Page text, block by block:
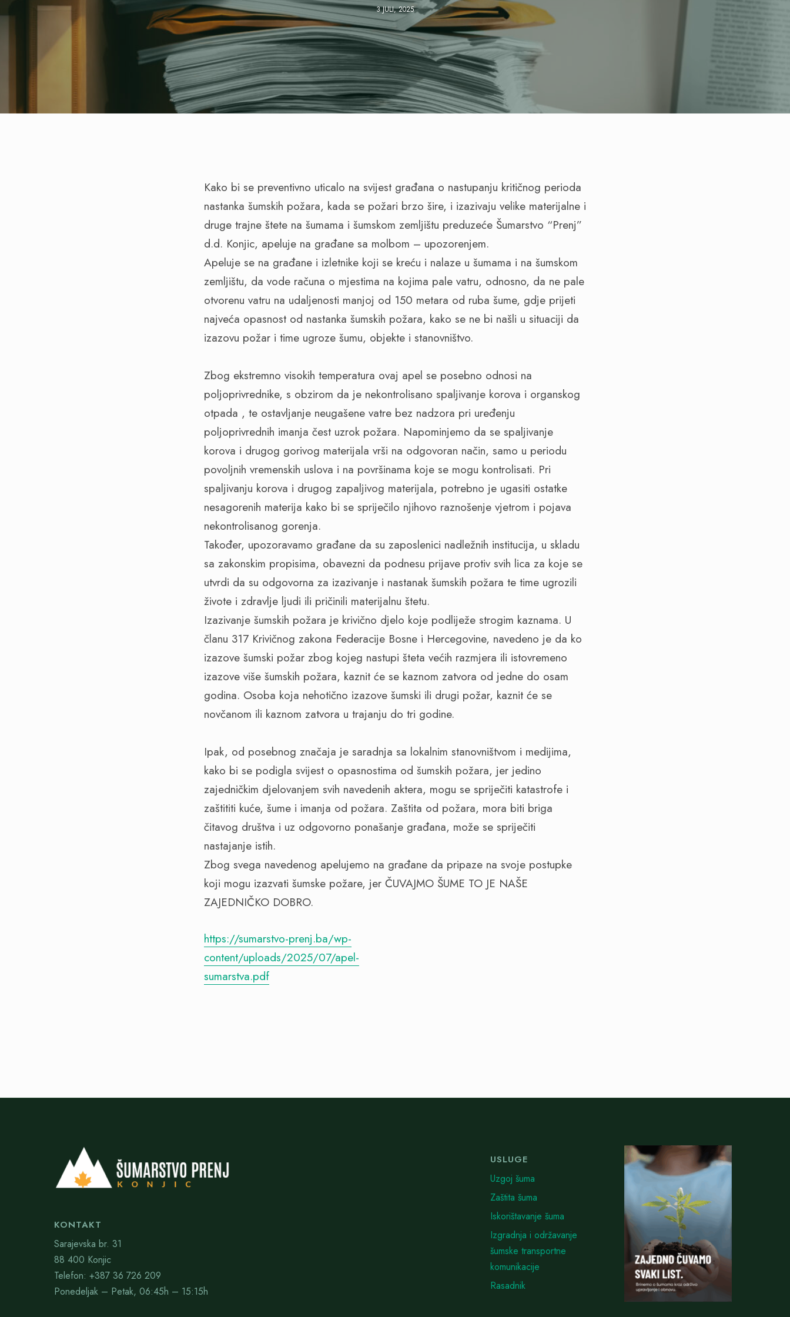
3 JULI, 2025
Kako bi se preventivno uticalo na svijest građana o nastupanju kritičnog perioda
nastanka šumskih požara, kada se požari brzo šire, i izazivaju velike materijalne i
druge trajne štete na šumama i šumskom zemljištu preduzeće Šumarstvo “Prenj”
d.d. Konjic, apeluje na građane sa molbom – upozorenjem.
Apeluje se na građane i izletnike koji se kreću i nalaze u šumama i na šumskom
zemljištu, da vode računa o mjestima na kojima pale vatru, odnosno, da ne pale
otvorenu vatru na udaljenosti manjoj od 150 metara od ruba šume, gdje prijeti
najveća opasnost od nastanka šumskih požara, kako se ne bi našli u situaciji da
izazovu požar i time ugroze šumu, objekte i stanovništvo.
Zbog ekstremno visokih temperatura ovaj apel se posebno odnosi na
poljoprivrednike, s obzirom da je nekontrolisano spaljivanje korova i organskog
otpada , te ostavljanje neugašene vatre bez nadzora pri uređenju
poljoprivrednih imanja čest uzrok požara. Napominjemo da se spaljivanje
korova i drugog gorivog materijala vrši na odgovoran način, samo u periodu
povoljnih vremenskih uslova i na površinama koje se mogu kontrolisati. Pri
spaljivanju korova i drugog zapaljivog materijala, potrebno je ugasiti ostatke
nesagorenih materija kako bi se spriječilo njihovo raznošenje vjetrom i pojava
nekontrolisanog gorenja.
Također, upozoravamo građane da su zaposlenici nadležnih institucija, u skladu
sa zakonskim propisima, obavezni da podnesu prijave protiv svih lica za koje se
utvrdi da su odgovorna za izazivanje i nastanak šumskih požara te time ugrozili
živote i zdravlje ljudi ili pričinili materijalnu štetu.
Izazivanje šumskih požara je krivično djelo koje podliježe strogim kaznama. U
članu 317 Krivičnog zakona Federacije Bosne i Hercegovine, navedeno je da ko
izazove šumski požar zbog kojeg nastupi šteta većih razmjera ili istovremeno
izazove više šumskih požara, kaznit će se kaznom zatvora od jedne do osam
godina. Osoba koja nehotično izazove šumski ili drugi požar, kaznit će se
novčanom ili kaznom zatvora u trajanju do tri godine.
Ipak, od posebnog značaja je saradnja sa lokalnim stanovništvom i medijima,
kako bi se podigla svijest o opasnostima od šumskih požara, jer jedino
zajedničkim djelovanjem svih navedenih aktera, mogu se spriječiti katastrofe i
zaštititi kuće, šume i imanja od požara. Zaštita od požara, mora biti briga
čitavog društva i uz odgovorno ponašanje građana, može se spriječiti
nastajanje istih.
Zbog svega navedenog apelujemo na građane da pripaze na svoje postupke
koji mogu izazvati šumske požare, jer ČUVAJMO ŠUME TO JE NAŠE
ZAJEDNIČKO DOBRO.
https://sumarstvo-prenj.ba/wp-
content/uploads/2025/07/apel-
sumarstva.pdf
KONTAKT
Sarajevska br. 31
88 400 Konjic
Telefon: +387 36 726 209
Ponedeljak – Petak, 06:45h – 15:15h
USLUGE
Uzgoj šuma
Zaštita šuma
Iskorištavanje šuma
Izgradnja i održavanje
šumske transportne
komunikacije
Rasadnik